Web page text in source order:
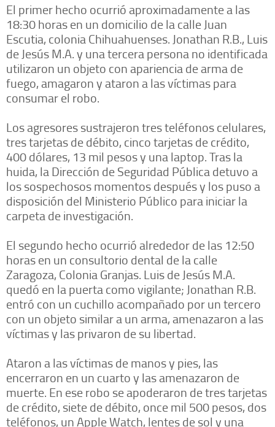
El primer hecho ocurrió aproximadamente a las
18:30 horas en un domicilio de la calle Juan
Escutia, colonia Chihuahuenses. Jonathan R.B., Luis
de Jesús M.A. y una tercera persona no identificada
utilizaron un objeto con apariencia de arma de
fuego, amagaron y ataron a las víctimas para
consumar el robo.
Los agresores sustrajeron tres teléfonos celulares,
tres tarjetas de débito, cinco tarjetas de crédito,
400 dólares, 13 mil pesos y una laptop. Tras la
huida, la Dirección de Seguridad Pública detuvo a
los sospechosos momentos después y los puso a
disposición del Ministerio Público para iniciar la
carpeta de investigación.
El segundo hecho ocurrió alrededor de las 12:50
horas en un consultorio dental de la calle
Zaragoza, Colonia Granjas. Luis de Jesús M.A.
quedó en la puerta como vigilante; Jonathan R.B.
entró con un cuchillo acompañado por un tercero
con un objeto similar a un arma, amenazaron a las
víctimas y las privaron de su libertad.
Ataron a las víctimas de manos y pies, las
encerraron en un cuarto y las amenazaron de
muerte. En ese robo se apoderaron de tres tarjetas
de crédito, siete de débito, once mil 500 pesos, dos
teléfonos, un Apple Watch, lentes de sol y una